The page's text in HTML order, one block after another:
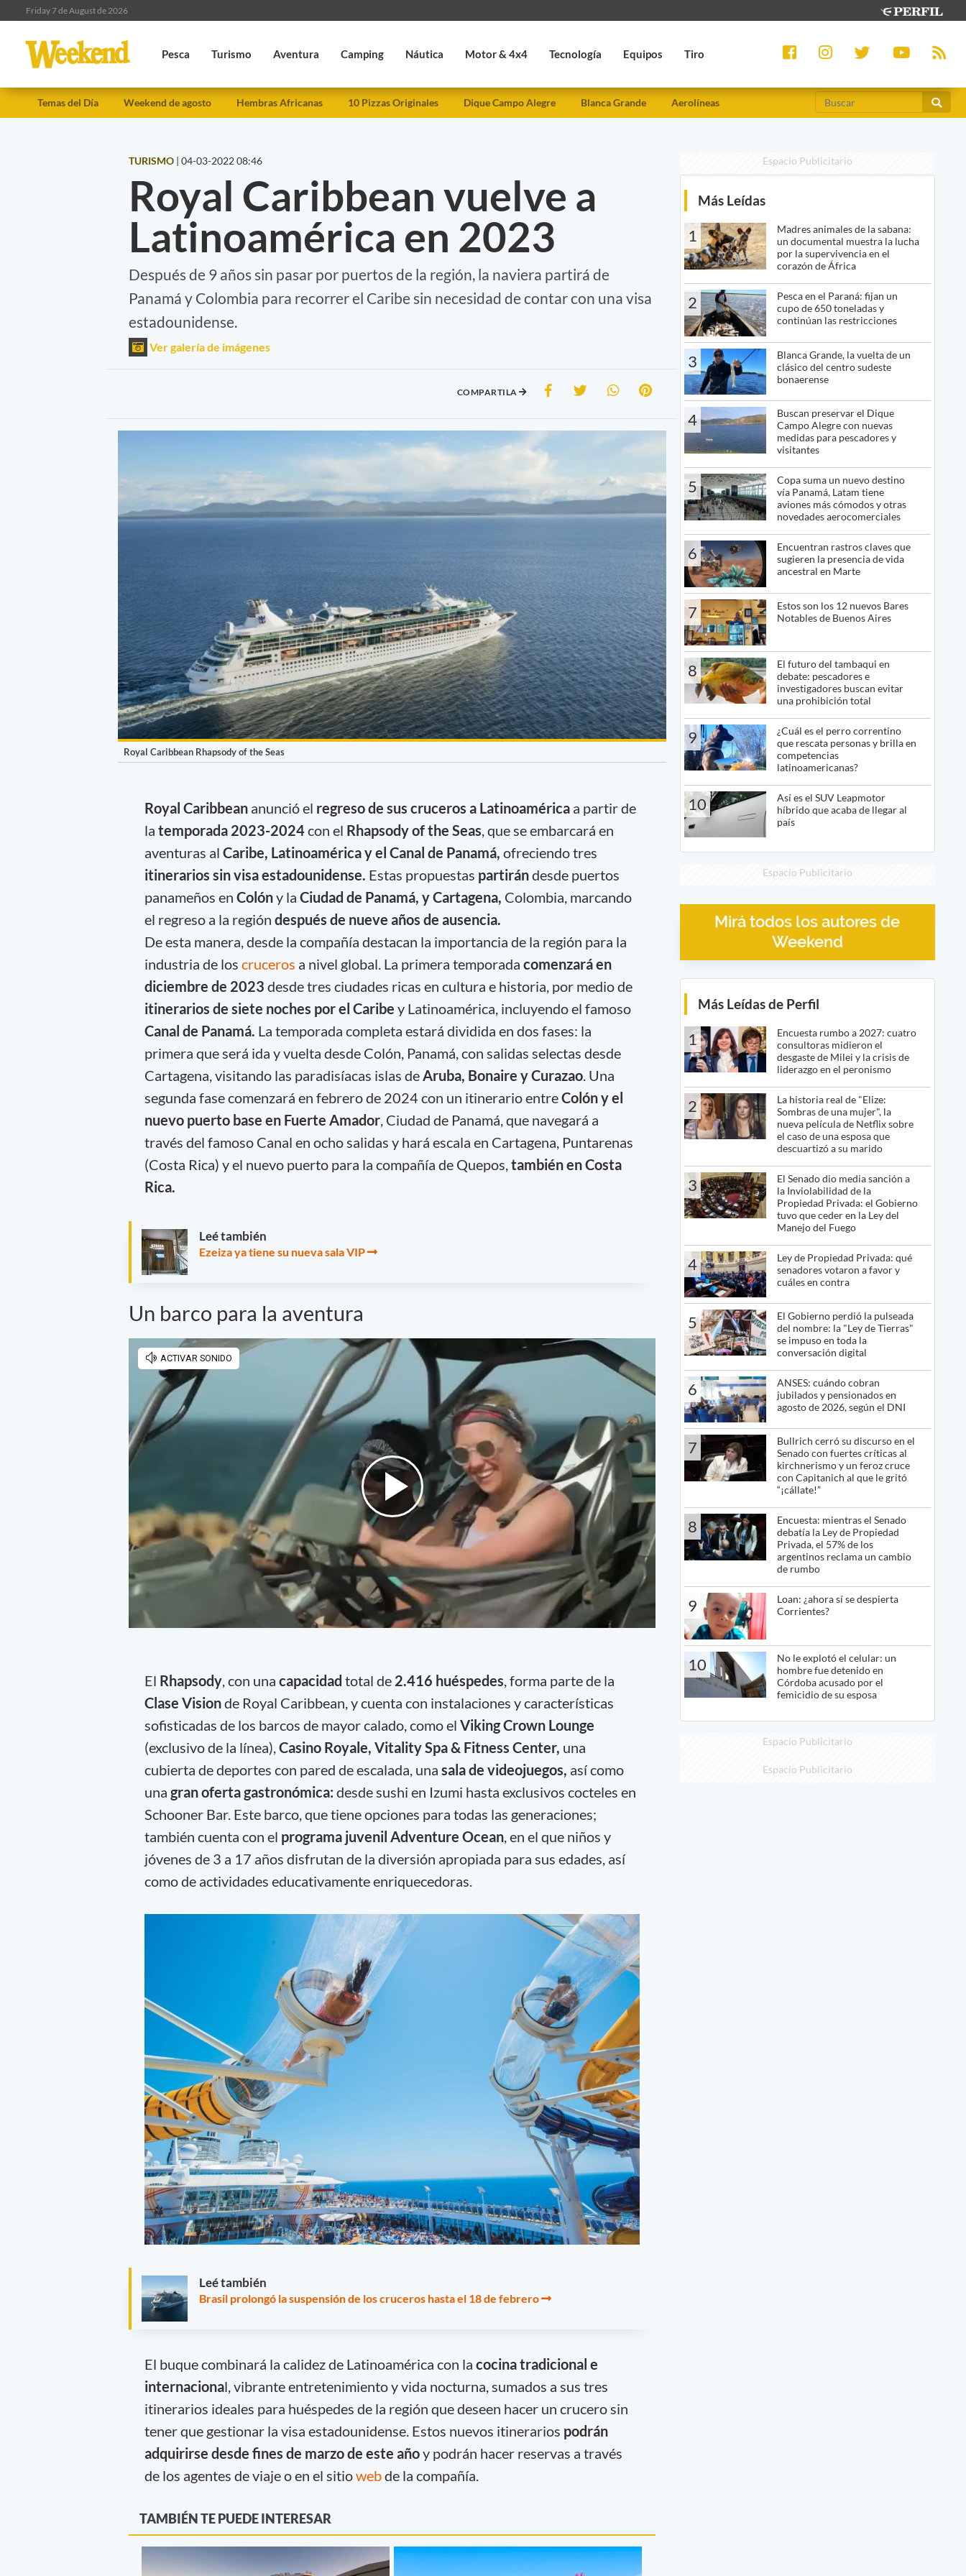
Friday 7 de August de 2026
Pesca Turismo Aventura Camping Náutica Motor & 4x4 Tecnología Equipos Tiro
Temas del Día Weekend de agosto Hembras Africanas 10 Pizzas Originales Dique Campo Alegre Blanca Grande Aerolíneas
TURISMO | 04-03-2022 08:46
Royal Caribbean vuelve a
Latinoamérica en 2023
Después de 9 años sin pasar por puertos de la región, la naviera partirá de
Panamá y Colombia para recorrer el Caribe sin necesidad de contar con una visa
estadounidense.
Ver galería de imágenes
COMPARTILA
Royal Caribbean Rhapsody of the Seas
Royal Caribbean anunció el regreso de sus cruceros a Latinoaméricaa partir de
la temporada 2023-2024con el Rhapsody of the Seas , que se embarcará en
aventuras al Caribe, Latinoamérica y el Canal de Panamá, ofreciendo tres
itinerarios sin visa estadounidense. Estas propuestas partirándesde puertos
panameños en Colóny la Ciudad de Panamá, y Cartagena, Colombia, marcando
el regreso a la región después de nueve años de ausencia.
De esta manera, desde la compañía destacan la importancia de la región para la
industria de los cruceros a nivel global. La primera temporada comenzará en
diciembre de 2023 desde tres ciudades ricas en cultura e historia, por medio de
itinerarios de siete noches por el Caribe y Latinoamérica, incluyendo el famoso
Canal de Panamá. La temporada completa estará dividida en dos fases: la
primera que será ida y vuelta desde Colón, Panamá, con salidas selectas desde
Cartagena, visitando las paradisíacas islas deAruba, Bonaire y Curazao. Una
segunda fase comenzará en febrero de 2024 con un itinerario entreColón y el
nuevo puerto base en Fuerte Amador, Ciudad de Panamá, que navegará a
través del famoso Canal en ocho salidas y hará escala en Cartagena, Puntarenas
(Costa Rica) y el nuevo puerto para la compañía de Quepos, también en Costa
Rica.
Leé también
Ezeiza ya tiene su nueva sala VIP
Un barco para la aventura
El Rhapsody, con una capacidad total de 2.416 huéspedes, forma parte de la
Clase Visionde Royal Caribbean, y cuenta con instalaciones y características
sofisticadas de los barcos de mayor calado, como el Viking Crown Lounge
(exclusivo de la línea),Casino Royale, Vitality Spa & Fitness Center, una
cubierta de deportes con pared de escalada, una sala de videojuegos, así como
una gran oferta gastronómica: desde sushi en Izumi hasta exclusivos cocteles en
Schooner Bar. Este barco, que tiene opciones para todas las generaciones;
también cuenta con el programa juvenil Adventure Ocean, en el que niños y
jóvenes de 3 a 17 años disfrutan de la diversión apropiada para sus edades, así
como de actividades educativamente enriquecedoras.
Leé también
Brasil prolongó la suspensión de los cruceros hasta el 18 de febrero
El buque combinará la calidez de Latinoamérica con la cocina tradicional e
internacional, vibrante entretenimiento y vida nocturna, sumados a sus tres
itinerarios ideales para huéspedes de la región que deseen hacer un crucero sin
tener que gestionar la visa estadounidense. Estos nuevos itinerarios podrán
adquirirse desde fines de marzo de este añoy podrán hacer reservas a través
de los agentes de viaje o en el sitiowebde la compañía.
TAMBIÉN TE PUEDE INTERESAR
Espacio Publicitario
Más Leídas
1
Madres animales de la sabana:
un documental muestra la lucha
por la supervivencia en el
corazón de África
2
Pesca en el Paraná: fijan un
cupo de 650 toneladas y
continúan las restricciones
3
Blanca Grande, la vuelta de un
clásico del centro sudeste
bonaerense
4
Buscan preservar el Dique
Campo Alegre con nuevas
medidas para pescadores y
visitantes
5
Copa suma un nuevo destino
vía Panamá, Latam tiene
aviones más cómodos y otras
novedades aerocomerciales
6
Encuentran rastros claves que
sugieren la presencia de vida
ancestral en Marte
7
Estos son los 12 nuevos Bares
Notables de Buenos Aires
8
El futuro del tambaqui en
debate: pescadores e
investigadores buscan evitar
una prohibición total
9
¿Cuál es el perro correntino
que rescata personas y brilla en
competencias
latinoamericanas?
10
Así es el SUV Leapmotor
híbrido que acaba de llegar al
país
Espacio Publicitario
Mirá todos los autores de
Weekend
Más Leídas de Perfil
1
Encuesta rumbo a 2027: cuatro
consultoras midieron el
desgaste de Milei y la crisis de
liderazgo en el peronismo
2
La historia real de "Elize:
Sombras de una mujer", la
nueva película de Netflix sobre
el caso de una esposa que
descuartizó a su marido
3
El Senado dio media sanción a
la Inviolabilidad de la
Propiedad Privada: el Gobierno
tuvo que ceder en la Ley del
Manejo del Fuego
4
Ley de Propiedad Privada: qué
senadores votaron a favor y
cuáles en contra
5
El Gobierno perdió la pulseada
del nombre: la "Ley de Tierras"
se impuso en toda la
conversación digital
6
ANSES: cuándo cobran
jubilados y pensionados en
agosto de 2026, según el DNI
7
Bullrich cerró su discurso en el
Senado con fuertes críticas al
kirchnerismo y un feroz cruce
con Capitanich al que le gritó
“¡cállate!”
8
Encuesta: mientras el Senado
debatía la Ley de Propiedad
Privada, el 57% de los
argentinos reclama un cambio
de rumbo
9
Loan: ¿ahora sí se despierta
Corrientes?
10
No le explotó el celular: un
hombre fue detenido en
Córdoba acusado por el
femicidio de su esposa
Espacio Publicitario
Espacio Publicitario